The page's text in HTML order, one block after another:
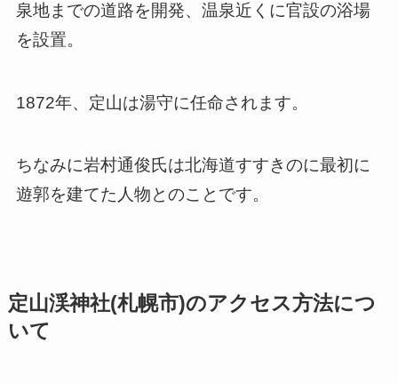
泉地までの道路を開発、温泉近くに官設の浴場
を設置。
1872年、定山は湯守に任命されます。
ちなみに岩村通俊氏は北海道すすきのに最初に
遊郭を建てた人物とのことです。
定山渓神社(札幌市)のアクセス方法につ
いて